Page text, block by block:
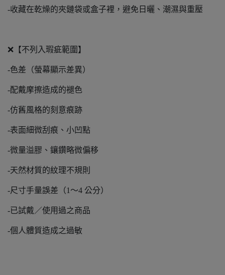
-收藏在乾燥的夾鏈袋或盒子裡，避免日曬、潮濕與重壓
❌【不列入瑕疵範圍】
-色差（螢幕顯示差異）
-配戴摩擦造成的褪色
-仿舊風格的刻意痕跡
-表面細微刮痕、小凹點
-微量溢膠、鑲鑽略微偏移
-天然材質的紋理不規則
-尺寸手量誤差（1～4 公分）
-已試戴／使用過之商品
-個人體質造成之過敏